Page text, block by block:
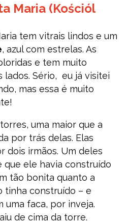
Maria (Kościól
tem vitrais lindos e um
, azul com estrelas. As
e tem muito
Sério, eu já visitei
mas essa é muito
uma maior que a
por trás delas. Elas
dois irmãos. Um deles
ele havia construído
tão bonita quanto a
tinha construído – e
uma faca, por inveja.
de cima da torre.